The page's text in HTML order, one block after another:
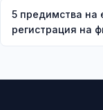
5 предимства на
регистрация на